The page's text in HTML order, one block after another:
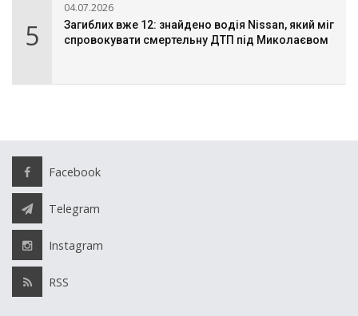
5
04.07.2026
Загиблих вже 12: знайдено водія Nissan, який міг
спровокувати смертельну ДТП під Миколаєвом
Facebook
Telegram
Instagram
RSS